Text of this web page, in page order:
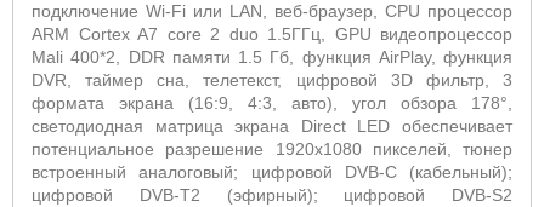
подключение Wi-Fi или LAN, веб-браузер, CPU процессор
ARM Cortex A7 core 2 duo 1.5ГГц, GPU видеопроцессор
Mali 400*2, DDR памяти 1.5 Гб, функция AirPlay, функция
DVR, таймер сна, телетекст, цифровой 3D фильтр, 3
формата экрана (16:9, 4:3, авто), угол обзора 178°,
светодиодная матрица экрана Direct LED обеспечивает
потенциальное разрешение 1920x1080 пикселей, тюнер
встроенный аналоговый; цифровой DVB-C (кабельный);
цифровой DVB-T2 (эфирный); цифровой DVB-S2